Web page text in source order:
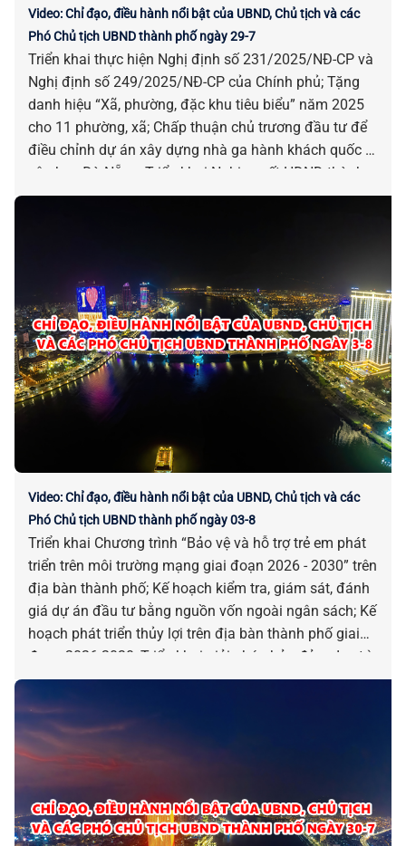
Video: Chỉ đạo, điều hành nổi bật của UBND, Chủ tịch và các
Phó Chủ tịch UBND thành phố ngày 29-7
Triển khai thực hiện Nghị định số 231/2025/NĐ-CP và
Nghị định số 249/2025/NĐ-CP của Chính phủ; Tặng
danh hiệu “Xã, phường, đặc khu tiêu biểu” năm 2025
cho 11 phường, xã; Chấp thuận chủ trương đầu tư để
điều chỉnh dự án xây dựng nhà ga hành khách quốc tế
sân bay Đà Nẵng; Triển khai Nghị quyết HĐND thành
phố quy định cơ chế, chính sách hỗ trợ sắp xếp, ổn
tịch và các Phó Chủ tịch UBND thành phố ngày 29-7.
Video: Chỉ đạo, điều hành nổi bật của UBND, Chủ tịch và các
Phó Chủ tịch UBND thành phố ngày 03-8
Triển khai Chương trình “Bảo vệ và hỗ trợ trẻ em phát
triển trên môi trường mạng giai đoạn 2026 - 2030” trên
địa bàn thành phố; Kế hoạch kiểm tra, giám sát, đánh
giá dự án đầu tư bằng nguồn vốn ngoài ngân sách; Kế
hoạch phát triển thủy lợi trên địa bàn thành phố giai
đoạn 2026-2030; Triển khai giải pháp bảo đảm duy trì
kết nối giao thông giữa đất liền và xã Tân Hiệp; Phê
duyệt kết quả lựa chọn nhà đầu tư thực hiện dự án
Nhà ở xã hội tại khu đất số 10 Trịnh Công Sơn; Phê
duyệt chủ trương đầu tư dự án Khu tái định cư phục
vụ giải tỏa các dự án trên địa bàn xã Hòa Sơn (cũ)… là
những chỉ đạo điều hành nổi bật của UBND, Chủ tịch
và các Phó Chủ tịch UBND thành phố ngày 03-8.